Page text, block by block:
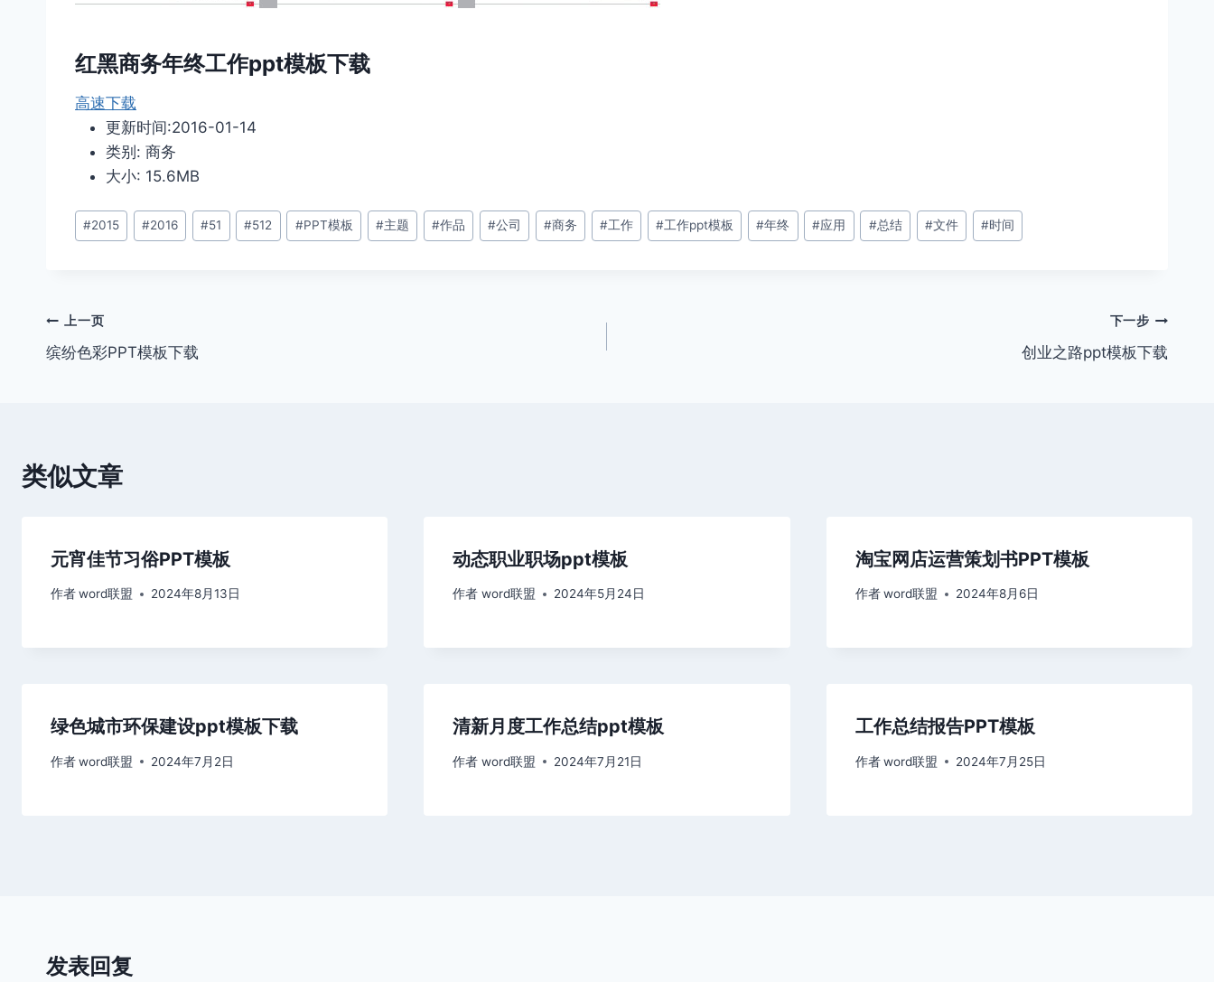
红黑商务年终工作ppt模板下载
高速下载
更新时间:2016-01-14
类别: 商务
大小: 15.6MB
文
章
#2015 #2016 #51 #512 #PPT模板 #主题 #作品 #公司 #商务 #工作 #工作ppt模板 #年终 #应用 #总结 #文件 #时间
文
章
上一页
缤纷色彩PPT模板下载
下一步
创业之路ppt模板下载
类似文章
元宵佳节习俗PPT模板
作者word联盟 2024年8月13日
动态职业职场ppt模板
作者 word联盟 2024年5月24日
淘宝网店运营策划书PPT模板
作者 word联盟 2024年8月6日
绿色城市环保建设ppt模板下载
作者word联盟 2024年7月2日
清新月度工作总结ppt模板
作者 word联盟 2024年7月21日
工作总结报告PPT模板
作者 word联盟 2024年7月25日
发表回复